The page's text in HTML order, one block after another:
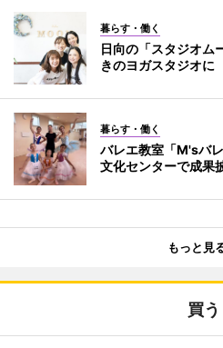
暮らす・働く
日向の「スタジオ
きのヨガスタジオに
暮らす・働く
バレエ教室「M'sバ
文化センターで成果
もっと見
買う